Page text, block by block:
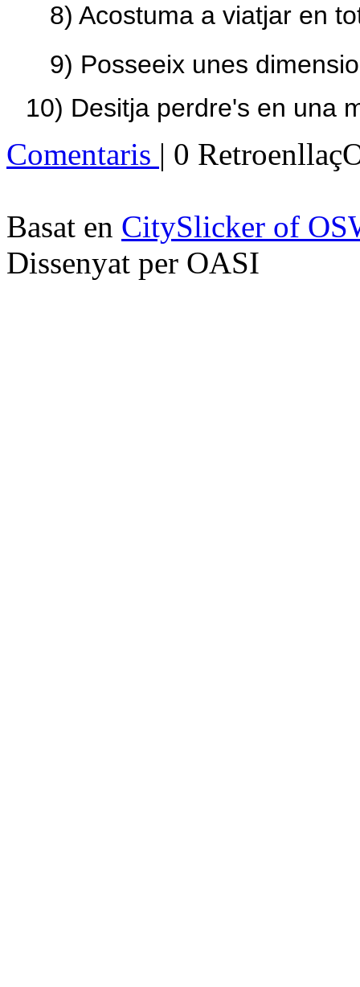
8) Acostuma a viatjar en
9) Posseeix unes
10) Desitja perdre's en una
Comentaris | 0
Basat en CitySlicker of
Dissenyat per OASI